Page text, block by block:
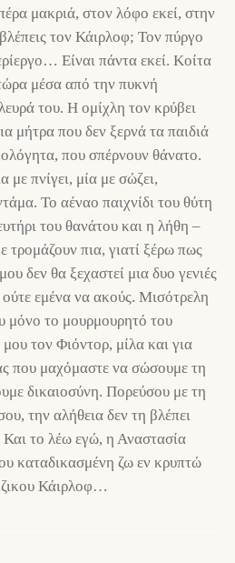
μακριά, στον λόφο εκεί, στην
τον Κάιρλοφ; Τον πύργο
Είναι πάντα εκεί. Κοίτα
μέσα από την πυκνή
του. Η ομίχλη τον κρύβει
μήτρα που δεν ξερνά τα παιδιά
που σπέρνουν θάνατο.
με πνίγει, μία με σώζει,
Το αέναο παιχνίδι του θύτη
του θανάτου και η λήθη –
τρομάζουν πια, γιατί ξέρω πως
δεν θα ξεχαστεί μια δυο γενιές
εμένα να ακούς. Μισότρελη
μόνο το μουρμουρητό του
τον Φιόντορ, μίλα και για
που μαχόμαστε να σώσουμε τη
δικαιοσύνη. Πορεύσου με τη
την αλήθεια δεν τη βλέπει
το λέω εγώ, η Αναστασία
καταδικασμένη ζω εν κρυπτώ
Κάιρλοφ…